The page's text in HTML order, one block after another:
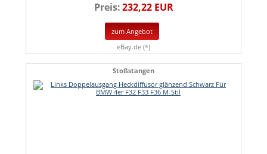
Preis:232,22 EUR
zum Angebot
eBay.de (*)
Stoßstangen